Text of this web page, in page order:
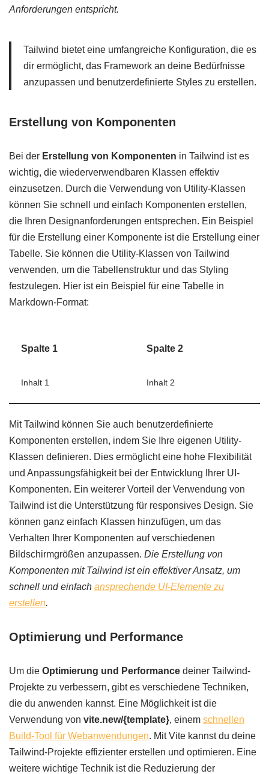
Anforderungen entspricht.
Tailwind bietet eine umfangreiche Konfiguration, die es
dir ermöglicht, das Framework an deine Bedürfnisse
anzupassen und benutzerdefinierte Styles zu erstellen.
Erstellung von Komponenten
Bei der Erstellung von Komponenten in Tailwind ist es
wichtig, die wiederverwendbaren Klassen effektiv
einzusetzen. Durch die Verwendung von Utility-Klassen
können Sie schnell und einfach Komponenten erstellen,
die Ihren Designanforderungen entsprechen. Ein Beispiel
für die Erstellung einer Komponente ist die Erstellung einer
Tabelle. Sie können die Utility-Klassen von Tailwind
verwenden, um die Tabellenstruktur und das Styling
festzulegen. Hier ist ein Beispiel für eine Tabelle in
Markdown-Format:
Spalte 1 Spalte 2
Inhalt 1 Inhalt 2
Mit Tailwind können Sie auch benutzerdefinierte
Komponenten erstellen, indem Sie Ihre eigenen Utility-
Klassen definieren. Dies ermöglicht eine hohe Flexibilität
und Anpassungsfähigkeit bei der Entwicklung Ihrer UI-
Komponenten. Ein weiterer Vorteil der Verwendung von
Tailwind ist die Unterstützung für responsives Design. Sie
können ganz einfach Klassen hinzufügen, um das
Verhalten Ihrer Komponenten auf verschiedenen
Bildschirmgrößen anzupassen. Die Erstellung von
Komponenten mit Tailwind ist ein effektiver Ansatz, um
schnell und einfach ansprechende UI-Elemente zu
erstellen.
Optimierung und Performance
Um die Optimierung und Performance deiner Tailwind-
Projekte zu verbessern, gibt es verschiedene Techniken,
die du anwenden kannst. Eine Möglichkeit ist die
Verwendung von vite.new/{template}, einem schnellen
Build-Tool für Webanwendungen. Mit Vite kannst du deine
Tailwind-Projekte effizienter erstellen und optimieren. Eine
weitere wichtige Technik ist die Reduzierung der